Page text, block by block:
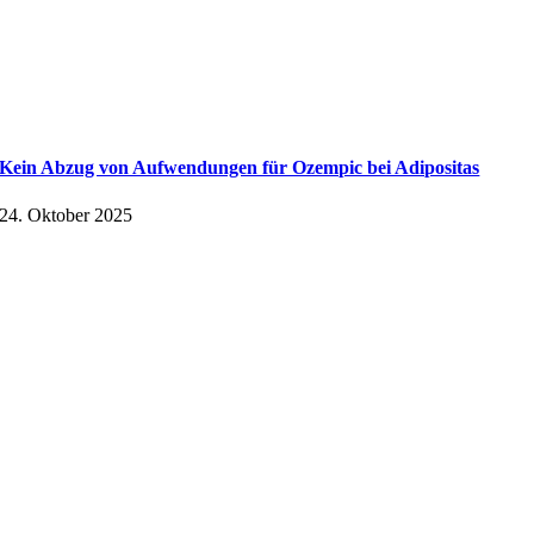
Kein Abzug von Aufwendungen für Ozempic bei Adipositas
24. Oktober 2025